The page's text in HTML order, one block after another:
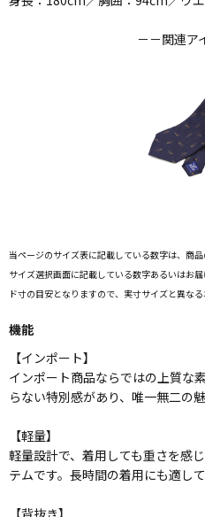
－－関連ア
当ページのサイズ表に記載している数字は、商品
サイズ選択画面に記載している数字あるいはお
ド寸の目安となりますので、実寸サイズと異なる
機能
【インポート】
インポート商品ならではの上質な
らない特別感があり、唯一無二の
【軽量】
軽量設計で、着用しても重さを感
テムです。長時間の着用にも適して